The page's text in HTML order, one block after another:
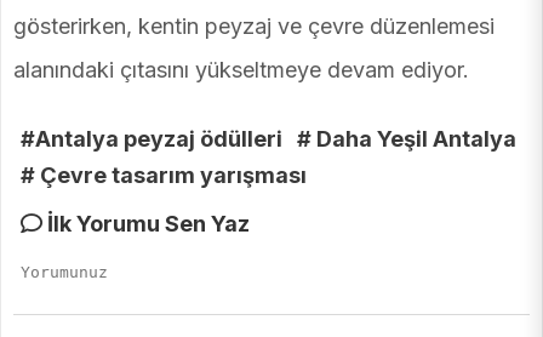
gösterirken, kentin peyzaj ve çevre düzenlemesi
alanındaki çıtasını yükseltmeye devam ediyor.
#Antalya peyzaj ödülleri
# Daha Yeşil Antalya
# Çevre tasarım yarışması
İlk Yorumu Sen Yaz